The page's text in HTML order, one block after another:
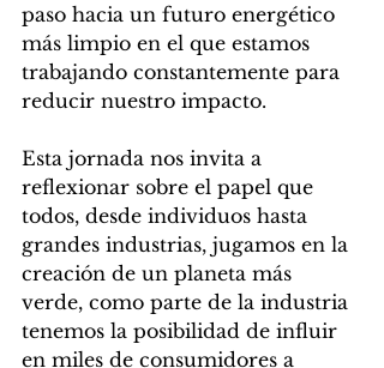
paso hacia un futuro energético
más limpio en el que estamos
trabajando constantemente para
reducir nuestro impacto.
Esta jornada nos invita a
reflexionar sobre el papel que
todos, desde individuos hasta
grandes industrias, jugamos en la
creación de un planeta más
verde, como parte de la industria
tenemos la posibilidad de influir
en miles de consumidores a